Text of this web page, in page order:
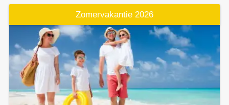
Zomervakantie 2026